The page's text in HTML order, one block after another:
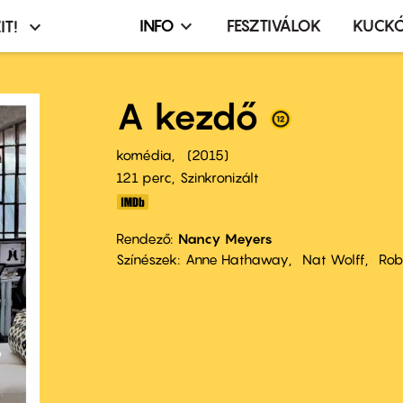
Infó,
terembérlés
menü
INFO FESZTIVÁLOK
A kezdő
komédia
2015
121 perc,
Szinkronizált
Rendező Nancy Meyers
Színészek
Anne Hathaway Nat Wolff